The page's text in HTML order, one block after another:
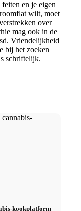
en je eigen
wilt, moet
over
mag ook in de
Vriendelijkheid
bij het zoeken
schriftelijk.
kookplatform